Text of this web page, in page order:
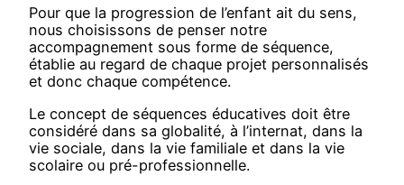
Pour que la progression de l’enfant ait du sens,
nous choisissons de penser notre
accompagnement sous forme de séquence,
établie au regard de chaque projet personnalisés
et donc chaque compétence.
Le concept de séquences éducatives doit être
considéré dans sa globalité, à l’internat, dans la
vie sociale, dans la vie familiale et dans la vie
scolaire ou pré-professionnelle.